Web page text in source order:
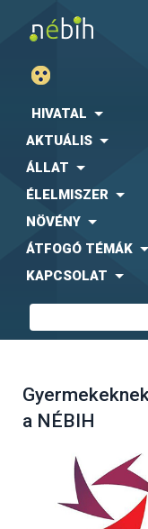
HIVATAL
AKTUÁLIS
ÁLLAT
ÉLELMISZER
NÖVÉNY
ÁTFOGÓ TÉMÁK
KAPCSOLAT
a NÉBIH